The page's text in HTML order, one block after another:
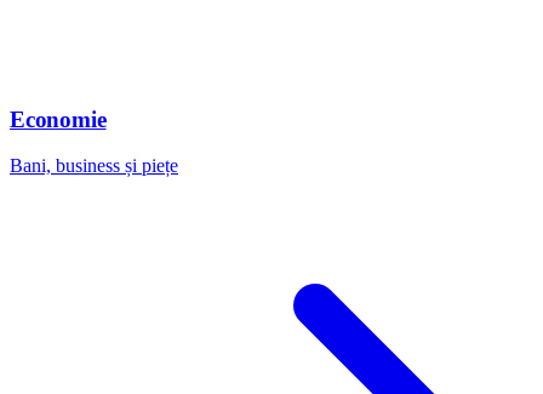
Economie
Bani, business și piețe